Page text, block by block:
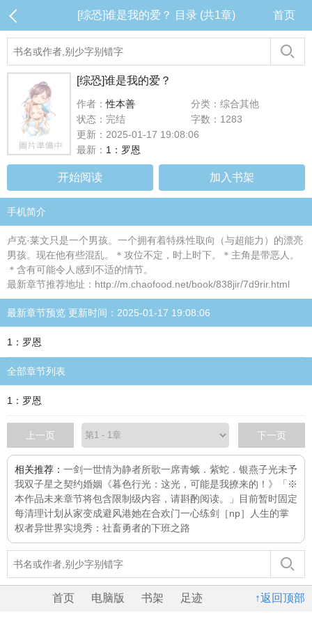
[综恐]谁是我的爱？ 目录 (共1章) 首页
[综恐]谁是我的爱？
作者：性本善
分类：综合其他
状态：完结
字数：1283
更新：2025-01-17 19:08:06
最新： 1：罗恩
开始阅读 加入书架
手机简介
卢克·莱文只是一个男孩。一个拥有着特殊性取向（与超能力）的漂亮
男孩。现在他有些混乱。＊攻位不定，时上时下。＊主角是带恶人。
＊含有可能令人感到不适的情节。
最新章节推荐地址：http://m.chaofood.net/book/838jir/7d9rir.html
最新章节预览 更新时间：2025-01-17 19:08:06
1：罗恩
全部章节列表
1：罗恩
上一页 下一页
相关推荐： 一剑一世情为静者所歌一席青蛾．紫蛇．银燕子光未予
我双子星之契约婚姻 《暮色行光：这光，可能是我撩来的！》「※
本作品未来章节将包含限制级内容，请斟酌阅读。」目前暂时固定
每清理计划 从家变成避风港她在合欢门一心练剑［np］
人生的掌
权者异世界实境秀：社畜勇者的下班之路
↑返回顶部
首页 电脑版 书架 足迹